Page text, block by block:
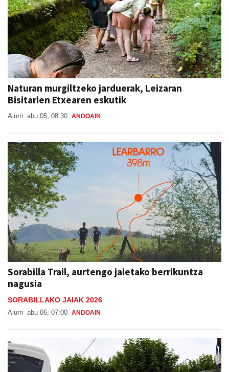
Naturan murgiltzeko jarduerak, Leizaran
Bisitarien Etxearen eskutik
Aiurri abu 05, 08:30 ANDOAIN
Sorabilla Trail, aurtengo jaietako berrikuntza
nagusia
SORABILLAKO JAIAK 2026
Aiurri abu 06, 07:00 ANDOAIN